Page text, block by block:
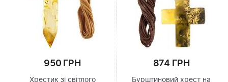
950 ГРН
Хрестик зі світлого
874 ГРН
Бурштиновий хрест на